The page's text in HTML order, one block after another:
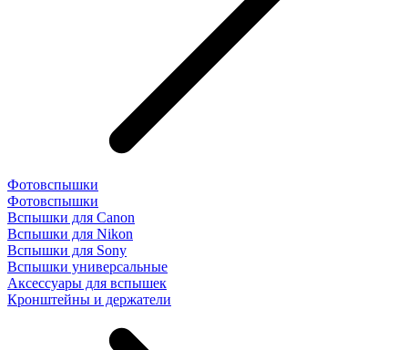
Фотовспышки
Фотовспышки
Вспышки для Canon
Вспышки для Nikon
Вспышки для Sony
Вспышки универсальные
Аксесcуары для вспышек
Кронштейны и держатели